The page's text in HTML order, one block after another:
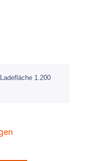
1.200